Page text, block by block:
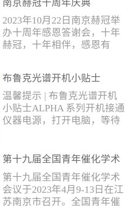
管控。2019年4月，我国宣布
正式将“芬太尼类物质”按类
纳入毒品管制范畴。日前禁
毒委与公安部再次发声严管
赴，助力打击芬太尼类毒
品，为您提供快速检测解决
方案！针对芬太尼类毒品的
快速分析，布鲁克推出红外
快速鉴定解决方案。包含
南京赫冠十周年庆典
2023年10月22日南京赫冠举
办十周年感恩答谢会，十年
赫冠，十年相伴，感恩有
爱；离不开每一个合作伙伴
的支持和帮助。衷心感谢每
一位支持和帮助过我们的用
户---朋友。在下个十年，赫
作伙伴携手共进，共同发
布鲁克光谱开机小贴士
温馨提示 | 布鲁克光谱开机
小贴士ALPHA 系列开机接通
仪器电源，打开电脑，等待
右下角指示灯，点击第三个
现提示：湿度值超出范围，
需要更换干燥剂；检查信号
第十九届全国青年催化学术
会议
第十九届全国青年催化学术
会议于2023年4月9-13日在江
苏南京市召开。全国青年催